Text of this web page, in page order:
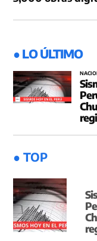
● LO ÚLTIMO
● TOP